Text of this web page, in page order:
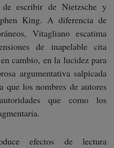
escribir de Nietzsche y
King. A diferencia de
Vitagliano escatima
de inapelable cita
cambio, en la lucidez para
argumentativa salpicada
que los nombres de autores
que como los
efectos de lectura